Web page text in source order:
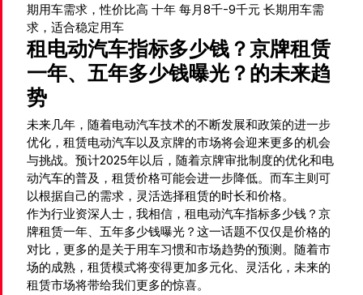
期用车需求，性价比高 十年 每月8千-9千元 长期用车需
求，适合稳定用车
租电动汽车指标多少钱？京牌租赁
一年、五年多少钱曝光？的未来趋
势
未来几年，随着电动汽车技术的不断发展和政策的进一步
优化，租赁电动汽车以及京牌的市场将会迎来更多的机会
与挑战。预计2025年以后，随着京牌审批制度的优化和电
动汽车的普及，租赁价格可能会进一步降低。而车主则可
以根据自己的需求，灵活选择租赁的时长和价格。
作为行业资深人士，我相信，租电动汽车指标多少钱？京
牌租赁一年、五年多少钱曝光？这一话题不仅仅是价格的
对比，更多的是关于用车习惯和市场趋势的预测。随着市
场的成熟，租赁模式将变得更加多元化、灵活化，未来的
租赁市场将带给我们更多的惊喜。